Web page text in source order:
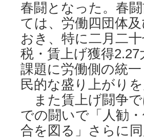
春闘となった。春
ては、労働四団体
おき、特に二月二
税・賃上げ獲得
課題に労働側の統
民的な盛り上がりを
また賃上げ闘争で
での闘いで「人勧
合を図る」さらに